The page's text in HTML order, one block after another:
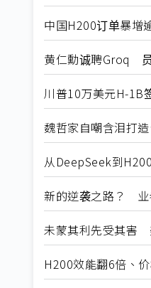
中国H200订单暴增
黄仁勳诚聘Groq
川普10万美元H-
魏哲家自嘲含泪打
从DeepSeek到
新的逆袭之路？ 业
未蒙其利先受其害
H200效能翻6倍、